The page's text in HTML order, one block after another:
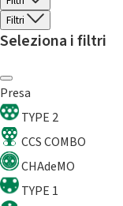
Filtri
Seleziona i filtri
Presa
TYPE 2
CCS COMBO
CHAdeMO
TYPE 1